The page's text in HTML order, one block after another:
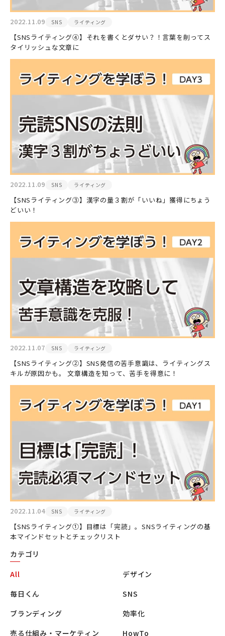
カテゴリ
All
毎日くん
ブランディング
売る仕組み・マーケティン
デザイン
SNS
効率化
HowTo
2022.11.09 SNS ライティング
【SNSライティング④】それを書くとダサい？！言葉を削ってス
タイリッシュな文章に
2022.11.09 SNS ライティング
【SNSライティング③】漢字の量３割が「いいね」獲得にちょう
どいい！
2022.11.07 SNS ライティング
【SNSライティング②】SNS発信の苦手意識は、ライティングス
キルが原因かも。 文章構造を知って、苦手を得意に！
2022.11.04 SNS ライティング
【SNSライティング①】目標は「完読」。SNSライティングの基
本マインドセットとチェックリスト